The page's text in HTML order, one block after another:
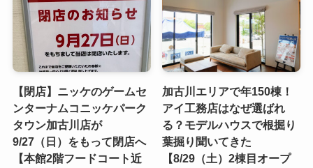
【閉店】ニッケのゲームセ
ンターナムコニッケパーク
タウン加古川店が
9/27（日）をもって閉店へ
【本館2階フードコート近
加古川エリアで年150棟！
アイ工務店はなぜ選ばれ
る？モデルハウスで根掘り
葉掘り聞いてきた
【8/29（土）2棟目オープ